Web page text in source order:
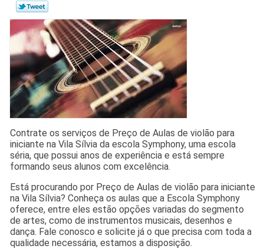
Contrate os serviços de Preço de Aulas de violão para
iniciante na Vila Sílvia da escola Symphony, uma escola
séria, que possui anos de experiência e está sempre
formando seus alunos com excelência.
Está procurando por Preço de Aulas de violão para iniciante
na Vila Sílvia? Conheça os aulas que a Escola Symphony
oferece, entre eles estão opções variadas do segmento
de artes, como de instrumentos musicais, desenhos e
dança. Fale conosco e solicite já o que precisa com toda a
qualidade necessária, estamos a disposição.